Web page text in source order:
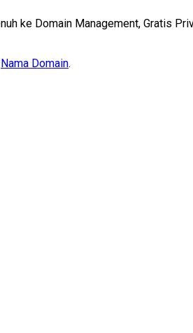
ke Domain Management, Gratis
Nama Domain.